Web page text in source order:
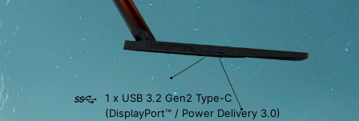
1 x USB 3.2 Gen2 Type-C
(DisplayPort™ / Power Delivery 3.0)